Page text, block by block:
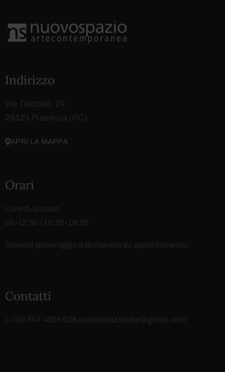
Indirizzo
Via Calzolai, 24
29121 Piacenza (PC)
APRI LA MAPPA
Orari
Lunedì-Sabato
09-12:30 | 15:30-19:30
Giovedì pomeriggio e domenica su appuntamento.
Contatti
(+39) 347 4096 538 nuovospazioarte@gmail.com